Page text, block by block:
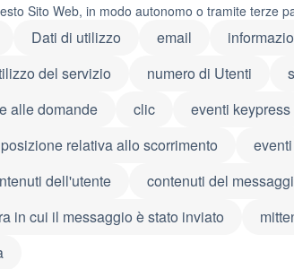
Sito Web, in modo autonomo o tramite terze
Dati di utilizzo email
del servizio
numero di Utenti
alle domande clic eventi keypress
posizione relativa allo scorrimento
dell'utente contenuti del
in cui il messaggio è stato inviato